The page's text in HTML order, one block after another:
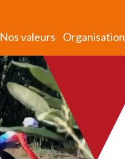
Nos valeurs Organisation